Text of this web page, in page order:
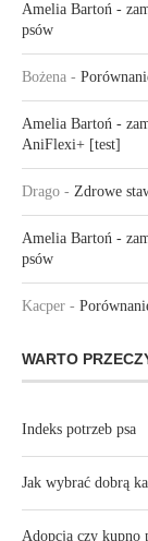
Amelia Bartoń -
psów
Bożena -
Amelia Bartoń -
AniFlexi+ [test]
Drago - Zdrowe
Amelia Bartoń -
psów
Kacper -
WARTO
Indeks potrzeb psa
Jak wybrać dobrą
Adopcja czy kupno